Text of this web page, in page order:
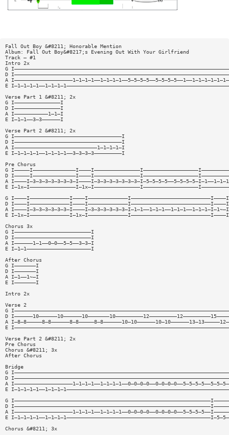
Fall Out Boy &#8211; Honorable Mention
Album: Fall Out Boy&#8217;s Evening Out With Your Girlfriend
Track — #1
Intro 2x
G
D
A
E
Verse Part 1 &#8211; 2x
G I———————————————I
D I———————————————I
A I———————————1—1—I
E I—1—1——3—3——————I
Verse Part 2 &#8211; 2x
G I———————————————————————————————————I
D I———————————————————————————————————I
A I———————————————————————————1—1—1—1—I
E I—1—1—1—1——1—1—1—1——3—3—3—3—————————I
Pre Chorus
G
D
A
E
G I————I—————————————I————I—————————————I——————————————————————————I————I
D I————I—————————————I————I—————————————I——————————————————————————I————I
A I————I—3—3—3—3—3—3—I————I—3—3—3—3—3—3—I—1—1——1—1—1——1—1—1——1—1—1—I—1~—I
E I—1x—I—————————————I—1x—I—————————————I——————————————————————————I————I
Chorus 3x
G I—————————————————————————I
D I—————————————————————————I
A I——————1—1——0—0——5—5——3—3—I
E I—1—1—————————————————————I
After Chorus
G I———————I
D I———————I
A I—1——1~—I
E I———————I
Intro 2x
Verse 2
G
D
A
E
Verse Part 2 &#8211; 2x
Pre Chorus
Chorus &#8211; 3x
After Chorus
Bridge
G
D
A
E
G
D
A
E
Chorus &#8211; 3x